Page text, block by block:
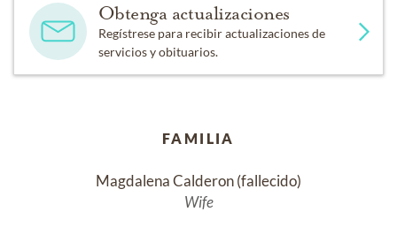
Obtenga actualizaciones
Regístrese para recibir actualizaciones de
servicios y obituarios.
FAMILIA
Magdalena Calderon (fallecido)
Wife